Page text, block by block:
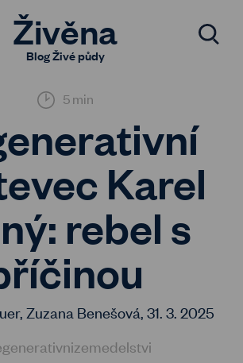
Živěna
Blog Živé půdy
5 min
Karel
rebel s
Zuzana Benešová, 31. 3. 2025